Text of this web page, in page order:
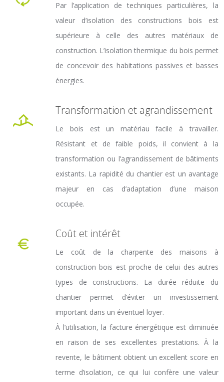
Par l’application de techniques particulières, la
valeur d’isolation des constructions bois est
supérieure à celle des autres matériaux de
construction. L’isolation thermique du bois permet
de concevoir des habitations passives et basses
énergies.
Transformation et agrandissement
Le bois est un matériau facile à travailler.
Résistant et de faible poids, il convient à la
transformation ou l’agrandissement de bâtiments
existants. La rapidité du chantier est un avantage
majeur en cas d’adaptation d’une maison
occupée.
Coût et intérêt
Le coût de la charpente des maisons à
construction bois est proche de celui des autres
types de constructions. La durée réduite du
chantier permet d’éviter un investissement
important dans un éventuel loyer.
À l’utilisation, la facture énergétique est diminuée
en raison de ses excellentes prestations. À la
revente, le bâtiment obtient un excellent score en
terme d’isolation, ce qui lui confère une valeur